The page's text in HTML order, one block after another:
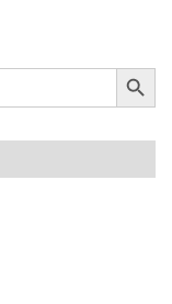
Botón de